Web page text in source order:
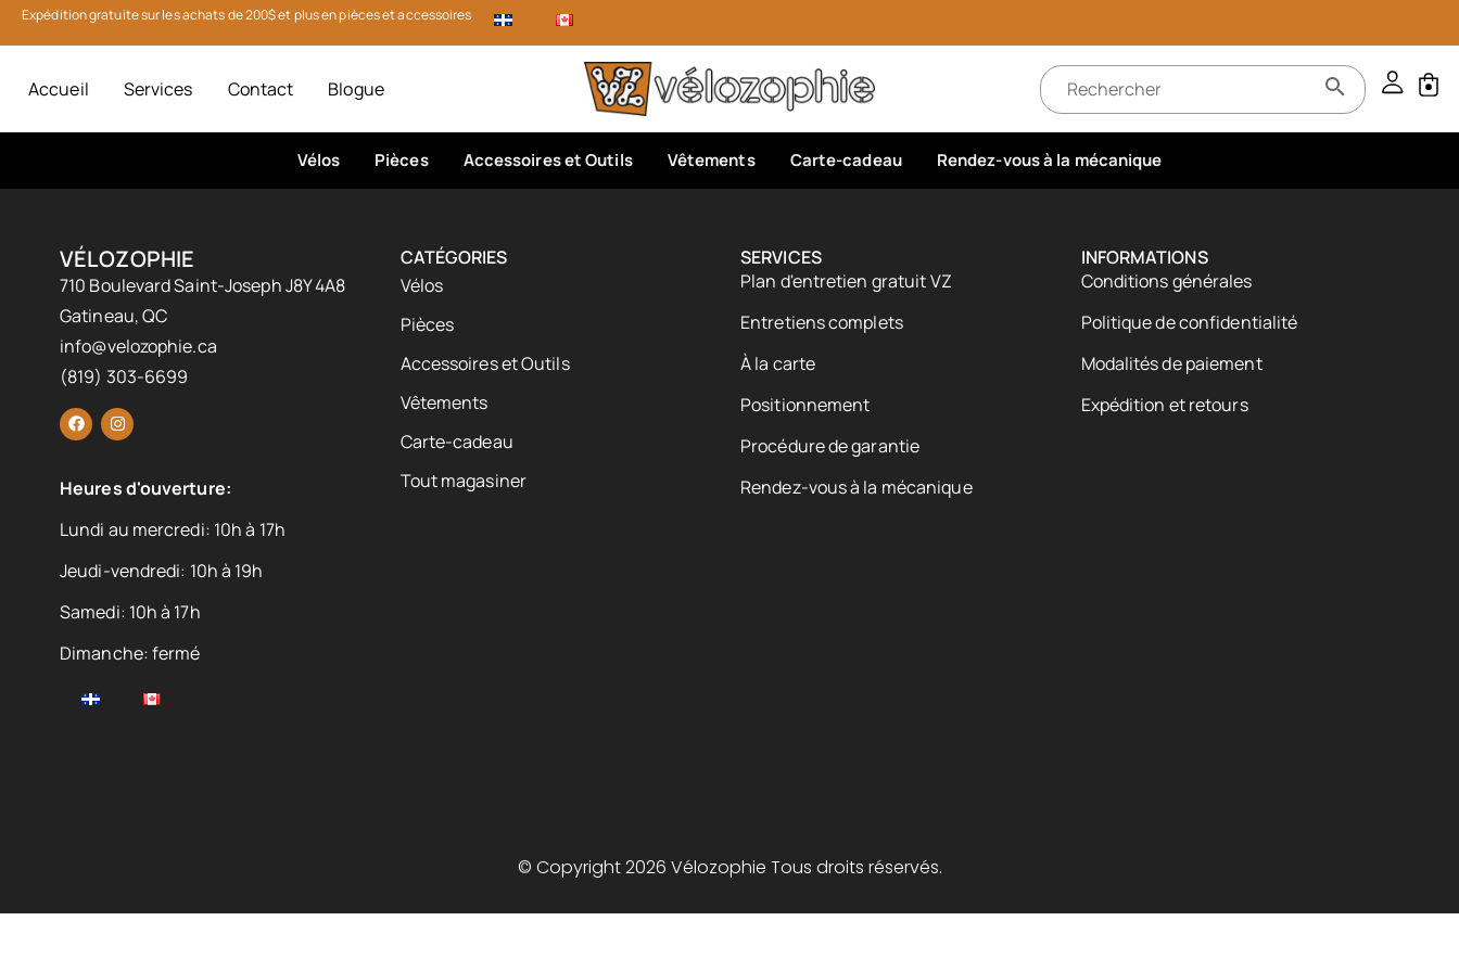
Expédition gratuite sur les achats de 200$ et plus en pièces et accessoires
Accueil Services Contact Blogue
Vélos Pièces Accessoires et Outils Vêtements Carte-cadeau Rendez-vous à la mécanique
VÉLOZOPHIE
710 Boulevard Saint-Joseph J8Y 4A8
Gatineau, QC
info@velozophie.ca
(819) 303-6699
Heures d'ouverture:
Lundi au mercredi: 10h à 17h
Jeudi-vendredi: 10h à 19h
Samedi: 10h à 17h
Dimanche: fermé
CATÉGORIES
Vélos
Pièces
Accessoires et Outils
Vêtements
Carte-cadeau
Tout magasiner
SERVICES
Plan d'entretien gratuit VZ
Entretiens complets
À la carte
Positionnement
Procédure de garantie
Rendez-vous à la mécanique
INFORMATIONS
Conditions générales
Politique de confidentialité
Modalités de paiement
Expédition et retours
© Copyright 2026 Vélozophie Tous droits réservés.